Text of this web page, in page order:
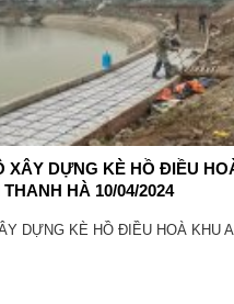
XÂY DỰNG KÈ HỒ ĐIỀU
HÀ 10/04/2024
DỰNG KÈ HỒ ĐIỀU HOÀ KHU